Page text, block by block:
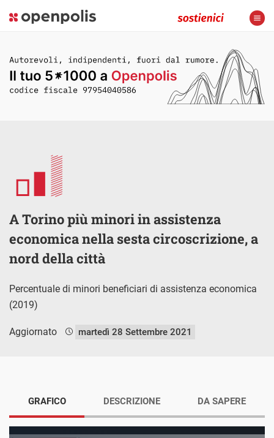
A Torino più minori in assistenza
economica nella sesta circoscrizione, a
nord della città
Percentuale di minori beneficiari di assistenza economica
(2019)
Aggiornato martedì 28 Settembre 2021
GRAFICO DESCRIZIONE DA SAPERE